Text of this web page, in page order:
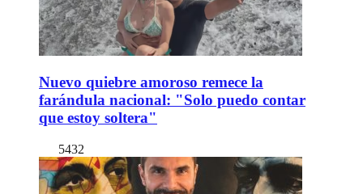
Nuevo quiebre amoroso remece la
farándula nacional: "Solo puedo contar
que estoy soltera"
5432